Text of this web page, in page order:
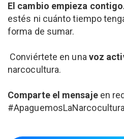
El cambio empieza
estés ni cuánto tiempo
forma de sumar.
Conviértete en una voz
narcocultura.
Comparte el mensajeen